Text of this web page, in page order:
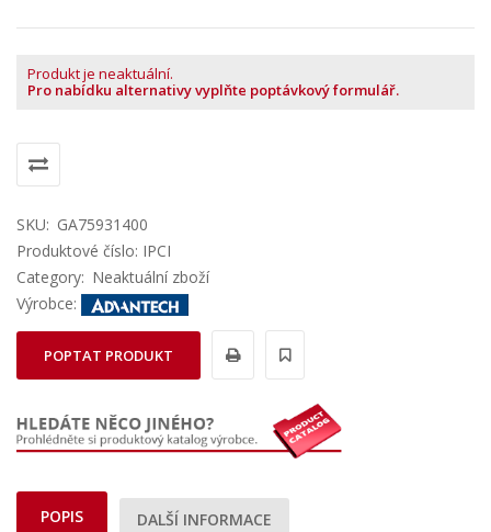
Produkt je neaktuální.
Pro nabídku alternativy vyplňte poptávkový formulář.
SKU: GA75931400
Produktové číslo: IPCI
Category: Neaktuální zboží
Výrobce:
POPTAT PRODUKT
POPIS DALŠÍ INFORMACE